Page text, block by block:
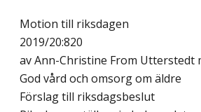
Motion till riksdagen
2019/20:820
av Ann-Christine From Utterstedt
God vård och omsorg om äldre
Förslag till riksdagsbeslut